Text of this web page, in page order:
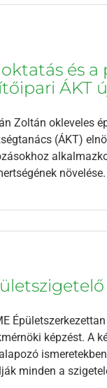
és
ÁKT
Zoltán okleveles
(ÁKT)
képzést. A
minden a